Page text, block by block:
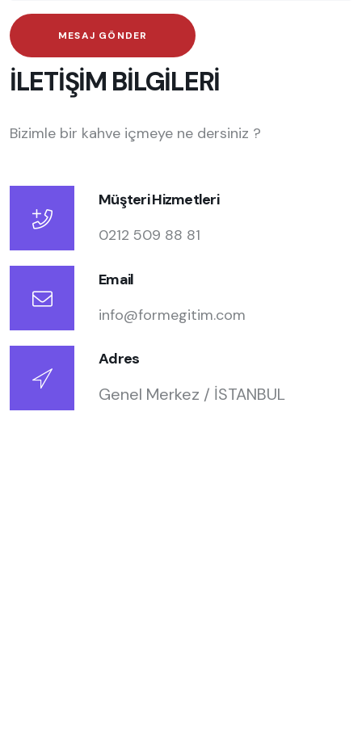
İLETİŞİM BİLGİLERİ
Bizimle bir kahve içmeye ne dersiniz ?
Müşteri Hizmetleri
0212 509 88 81
Email
info@formegitim.com
Adres
Genel Merkez / İSTANBUL